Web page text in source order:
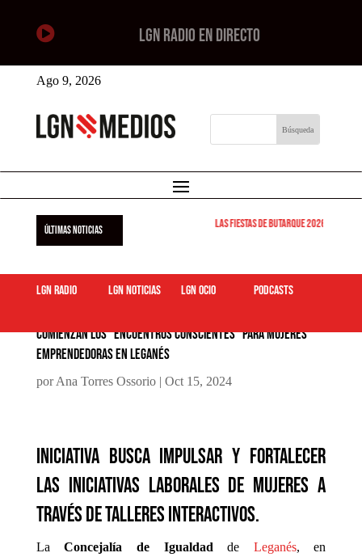
 LGN RADIO EN DIRECTO
Ago 9, 2026
ÚLTIMAS NOTICIAS Las Fiestas de Butarque 2026 arrancan
LGN Radio LGN Noticias LGN ocio podcasts
Comienzan los “Encuentros Conscientes” para mujeres
emprendedoras en Leganés
porAna Torres Ossorio| Oct 15, 2024
Iniciativa busca impulsar y fortalecer
las iniciativas laborales de mujeres a
través de talleres interactivos.
LaConcejalía de Igualdadde Leganés, en